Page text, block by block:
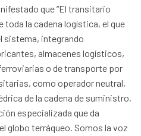
que “El transitario
toda la cadena logística, el que
sistema, integrando
almacenes logísticos,
o de transporte por
como operador neutral,
de la cadena de suministro,
especializada que da
globo terráqueo. Somos la voz